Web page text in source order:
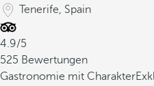
Tenerife, Spain
4.9/5
525 Bewertungen
Gastronomie mit Charakter